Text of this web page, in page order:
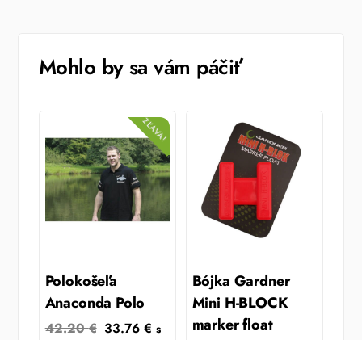
Mohlo by sa vám páčiť
ZĽAVA!
Polokošeľa
Anaconda Polo
42.20€ Original
33.76€ Current
s
Bójka Gardner
Mini H-BLOCK
marker float